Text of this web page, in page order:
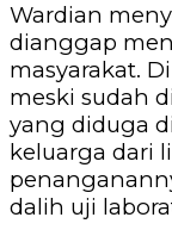
Wardian
dianggap
masyarakat.
meski sudah
yang diduga
keluarga dari
dalih uji